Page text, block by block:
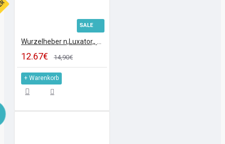
SALE
Wurzelheber n,Luxator,, Mit Kunststoffgriff D Blau
12.67€ 14,90€
+ Warenkorb